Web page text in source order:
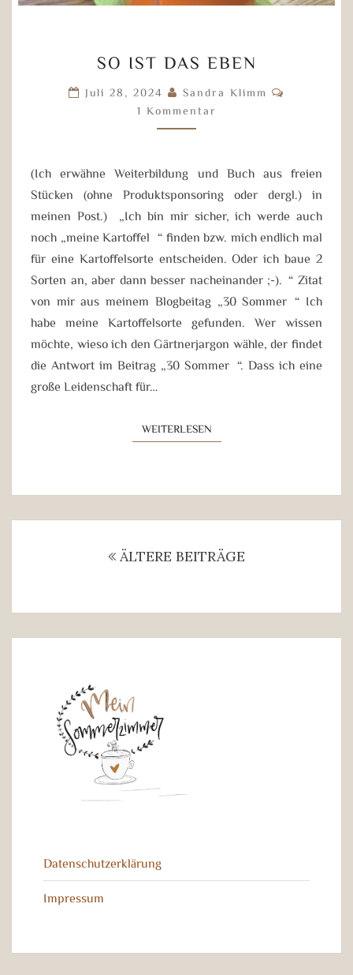
IST
DAS
EBEN
SO IST DAS EBEN
Juli 28, 2024 Sandra Klimm
1 Kommentar
(Ich erwähne Weiterbildung und Buch aus freien
Stücken (ohne Produktsponsoring oder dergl.) in
meinen Post.) „Ich bin mir sicher, ich werde auch
noch „meine Kartoffel“ finden bzw. mich endlich mal
für eine Kartoffelsorte entscheiden. Oder ich baue 2
Sorten an, aber dann besser nacheinander ;-).“ Zitat
von mir aus meinem Blogbeitag „30 Sommer“ Ich
habe meine Kartoffelsorte gefunden. Wer wissen
möchte, wieso ich den Gärtnerjargon wähle, der findet
die Antwort im Beitrag „30 Sommer“. Dass ich eine
große Leidenschaft für…
WEITERLESENWEITERLESEN
ÄLTERE BEITRÄGE
Datenschutzerklärung
Impressum